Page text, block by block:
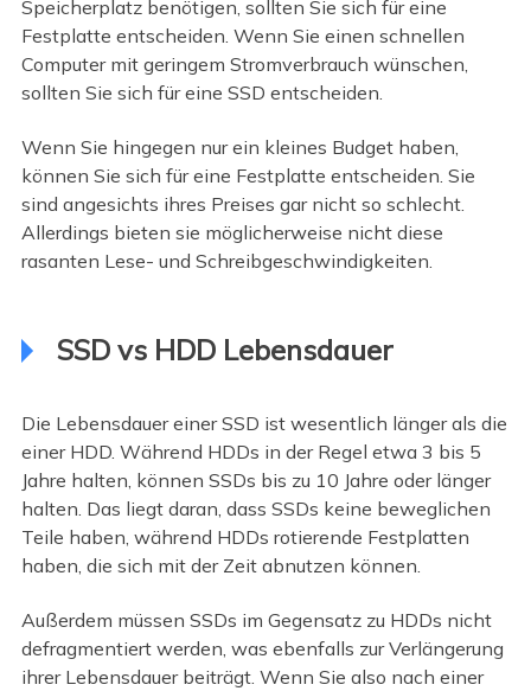
Speicherplatz benötigen, sollten Sie sich für eine
Festplatte entscheiden. Wenn Sie einen schnellen
Computer mit geringem Stromverbrauch wünschen,
sollten Sie sich für eine SSD entscheiden.
Wenn Sie hingegen nur ein kleines Budget haben,
können Sie sich für eine Festplatte entscheiden. Sie
sind angesichts ihres Preises gar nicht so schlecht.
Allerdings bieten sie möglicherweise nicht diese
rasanten Lese- und Schreibgeschwindigkeiten.
SSD vs HDD Lebensdauer
Die Lebensdauer einer SSD ist wesentlich länger als die
einer HDD. Während HDDs in der Regel etwa 3 bis 5
Jahre halten, können SSDs bis zu 10 Jahre oder länger
halten. Das liegt daran, dass SSDs keine beweglichen
Teile haben, während HDDs rotierende Festplatten
haben, die sich mit der Zeit abnutzen können.
Außerdem müssen SSDs im Gegensatz zu HDDs nicht
defragmentiert werden, was ebenfalls zur Verlängerung
ihrer Lebensdauer beiträgt. Wenn Sie also nach einer